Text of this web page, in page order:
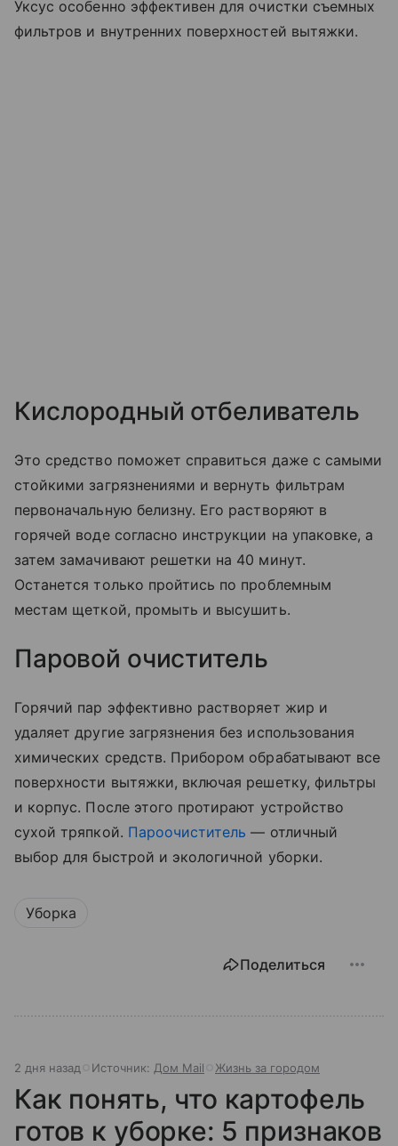
Уксус особенно эффективен для очистки съемных
фильтров и внутренних поверхностей вытяжки.
Кислородный отбеливатель
Это средство поможет справиться даже с самыми
стойкими загрязнениями и вернуть фильтрам
первоначальную белизну. Его растворяют в
горячей воде согласно инструкции на упаковке, а
затем замачивают решетки на 40 минут.
Останется только пройтись по проблемным
местам щеткой, промыть и высушить.
Паровой очиститель
Горячий пар эффективно растворяет жир и
удаляет другие загрязнения без использования
химических средств. Прибором обрабатывают все
поверхности вытяжки, включая решетку, фильтры
и корпус. После этого протирают устройство
сухой тряпкой. Пароочиститель — отличный
выбор для быстрой и экологичной уборки.
Уборка
Поделиться
2 дня назад Источник: Дом Mail Жизнь за городом
Как понять, что картофель
готов к уборке: 5 признаков